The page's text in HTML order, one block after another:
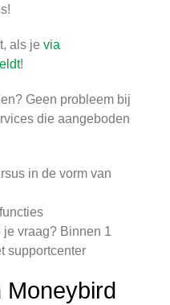
als je via
!
Geen probleem bij
die aangeboden
in de vorm van
vraag? Binnen 1
supportcenter